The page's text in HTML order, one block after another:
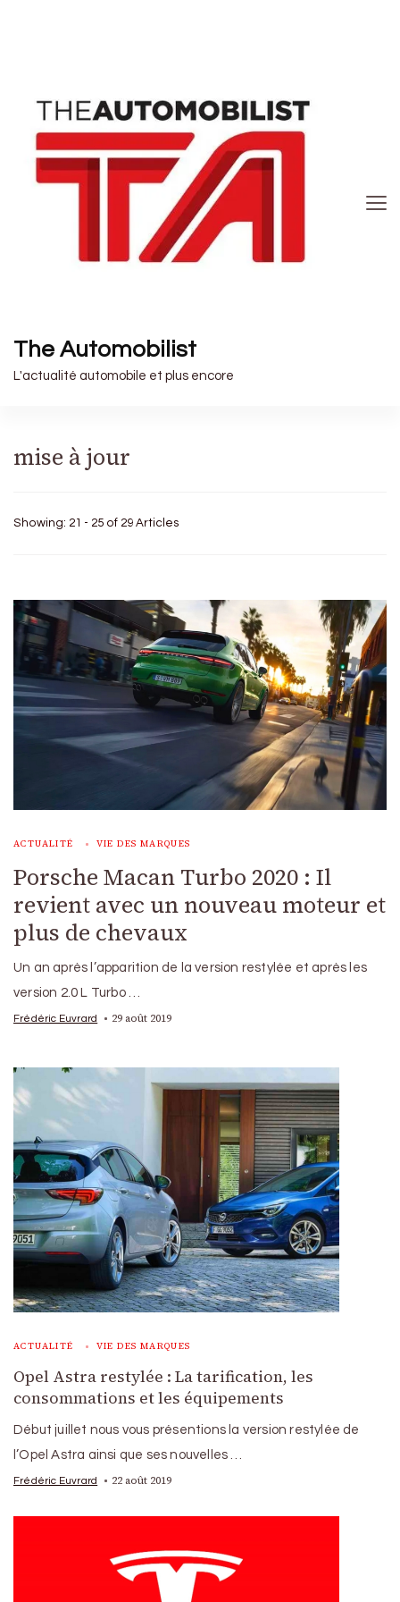
The Automobilist
L'actualité automobile et plus encore
mise à jour
Showing: 21 - 25 of 29 Articles
ACTUALITÉ VIE DES MARQUES
Porsche Macan Turbo 2020 : Il
revient avec un nouveau moteur et
plus de chevaux
Un an après l’apparition de la version restylée et après les
version 2.0 L Turbo …
Frédéric Euvrard 29 août 2019
ACTUALITÉ VIE DES MARQUES
Opel Astra restylée : La tarification, les
consommations et les équipements
Début juillet nous vous présentions la version restylée de
l’Opel Astra ainsi que ses nouvelles …
Frédéric Euvrard 22 août 2019